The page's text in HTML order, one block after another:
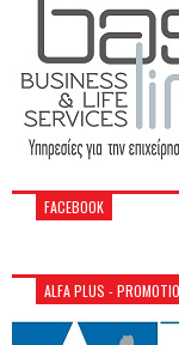
FACEBOOK
ALFA PLUS -